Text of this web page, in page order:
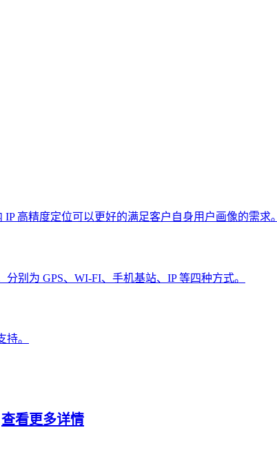
高精度定位可以更好的满足客户自身用户画像的需求。
别为 GPS、WI-FI、手机基站、IP 等四种方式。
。
查看更多详情